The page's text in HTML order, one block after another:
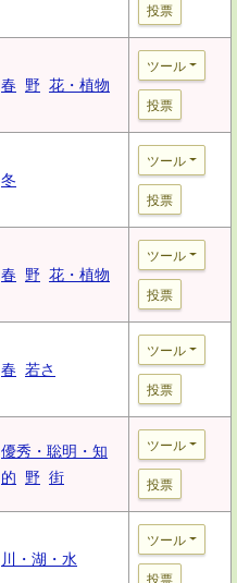
投票
春 野 花・植物
ツール
投票
冬
ツール
投票
春 野 花・植物
ツール
投票
春 若さ
ツール
投票
優秀・聡明・知
的
野 街
ツール
投票
川・湖・水
ツール
投票